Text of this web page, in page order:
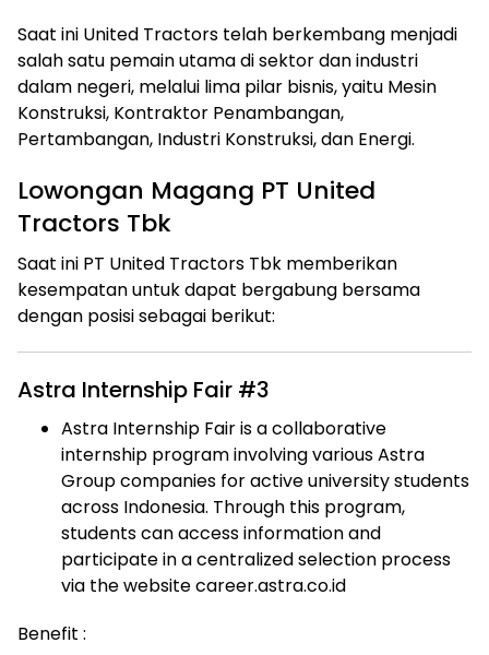
Saat ini United Tractors telah berkembang menjadi
salah satu pemain utama di sektor dan industri
dalam negeri, melalui lima pilar bisnis, yaitu Mesin
Konstruksi, Kontraktor Penambangan,
Pertambangan, Industri Konstruksi, dan Energi.
Lowongan Magang PT United
Tractors Tbk
Saat ini PT United Tractors Tbk memberikan
kesempatan untuk dapat bergabung bersama
dengan posisi sebagai berikut:
Astra Internship Fair #3
Astra Internship Fair is a collaborative
internship program involving various Astra
Group companies for active university students
across Indonesia. Through this program,
students can access information and
participate in a centralized selection process
via the website career.astra.co.id
Benefit :